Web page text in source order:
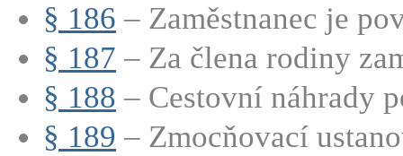
§ 186 – Zaměstnanec je
§ 187 – Za člena rodiny
§ 188 – Cestovní náhrady
§ 189 – Zmocňovací